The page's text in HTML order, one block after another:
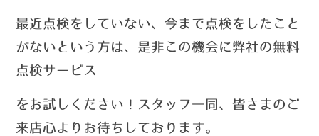
最近点検をしていない、今まで点検をしたこと
がないという方は、 是非この機会に弊社の無料
点検サービス
を お試しください！ スタッフ一同、皆さまのご
来店心よりお待ちしております。